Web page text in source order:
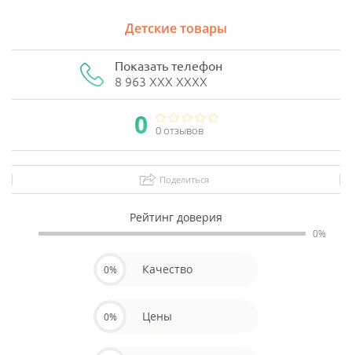
Детские товары
Показать телефон
8 963 XXX XXXX
0 0 отзывов
Поделиться
Рейтинг доверия
0%
0% Качество
0% Цены